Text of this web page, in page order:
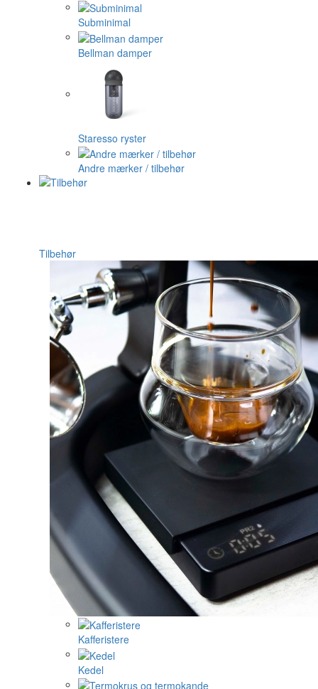
Subminimal
Bellman damper
Staresso ryster
Andre mærker / tilbehør
Tilbehør
Kafferistere
Kedel